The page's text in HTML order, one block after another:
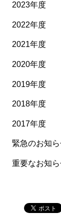
2023年度
2022年度
2021年度
2020年度
2019年度
2018年度
2017年度
緊急のお知
重要なお知